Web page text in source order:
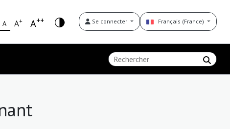
A A+ A++ Se connecter Français (France)